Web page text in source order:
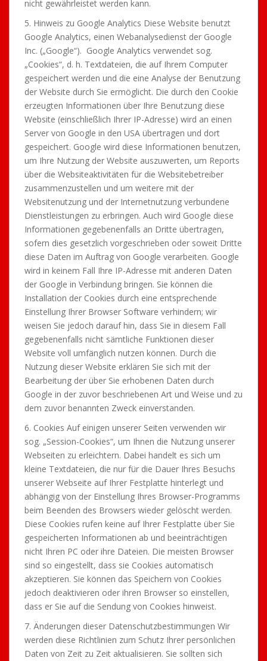
nicht gewährleistet werden kann.
5. Hinweis zu Google Analytics Diese Website benutzt
Google Analytics, einen Webanalysedienst der Google
Inc. („Google“). Google Analytics verwendet sog.
„Cookies“, d. h. Textdateien, die auf Ihrem Computer
gespeichert werden und die eine Analyse der Benutzung
der Website durch Sie ermöglicht. Die durch den Cookie
erzeugten Informationen über Ihre Benutzung diese
Website (einschließlich Ihrer IP-Adresse) wird an einen
Server von Google in den USA übertragen und dort
gespeichert. Google wird diese Informationen benutzen,
um Ihre Nutzung der Website auszuwerten, um Reports
über die Websiteaktivitäten für die Websitebetreiber
zusammenzustellen und um weitere mit der
Websitenutzung und der Internetnutzung verbundene
Dienstleistungen zu erbringen. Auch wird Google diese
Informationen gegebenenfalls an Dritte übertragen,
sofern dies gesetzlich vorgeschrieben oder soweit Dritte
diese Daten im Auftrag von Google verarbeiten. Google
wird in keinem Fall Ihre IP-Adresse mit anderen Daten
der Google in Verbindung bringen. Sie können die
Installation der Cookies durch eine entsprechende
Einstellung Ihrer Browser Software verhindern; wir
weisen Sie jedoch darauf hin, dass Sie in diesem Fall
gegebenenfalls nicht sämtliche Funktionen dieser
Website voll umfänglich nutzen können. Durch die
Nutzung dieser Website erklären Sie sich mit der
Bearbeitung der über Sie erhobenen Daten durch
Google in der zuvor beschriebenen Art und Weise und zu
dem zuvor benannten Zweck einverstanden.
6. Cookies Auf einigen unserer Seiten verwenden wir
sog. „Session-Cookies“, um Ihnen die Nutzung unserer
Webseiten zu erleichtern. Dabei handelt es sich um
kleine Textdateien, die nur für die Dauer Ihres Besuchs
unserer Webseite auf Ihrer Festplatte hinterlegt und
abhängig von der Einstellung Ihres Browser-Programms
beim Beenden des Browsers wieder gelöscht werden.
Diese Cookies rufen keine auf Ihrer Festplatte über Sie
gespeicherten Informationen ab und beeinträchtigen
nicht Ihren PC oder ihre Dateien. Die meisten Browser
sind so eingestellt, dass sie Cookies automatisch
akzeptieren. Sie können das Speichern von Cookies
jedoch deaktivieren oder ihren Browser so einstellen,
dass er Sie auf die Sendung von Cookies hinweist.
7. Änderungen dieser Datenschutzbestimmungen Wir
werden diese Richtlinien zum Schutz Ihrer persönlichen
Daten von Zeit zu Zeit aktualisieren. Sie sollten sich